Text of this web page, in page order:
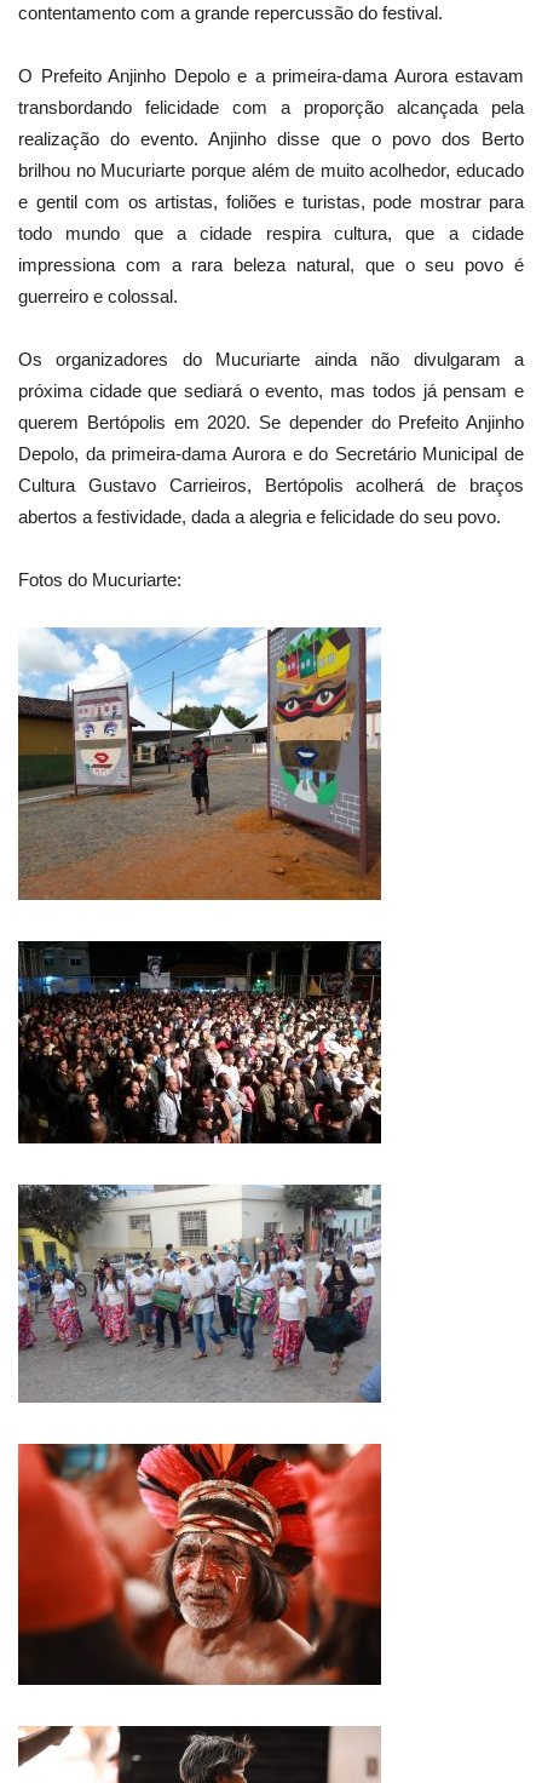
contentamento com a grande repercussão do festival.
O Prefeito Anjinho Depolo e a primeira-dama Aurora estavam
transbordando felicidade com a proporção alcançada pela
realização do evento. Anjinho disse que o povo dos Berto
brilhou no Mucuriarte porque além de muito acolhedor, educado
e gentil com os artistas, foliões e turistas, pode mostrar para
todo mundo que a cidade respira cultura, que a cidade
impressiona com a rara beleza natural, que o seu povo é
guerreiro e colossal.
Os organizadores do Mucuriarte ainda não divulgaram a
próxima cidade que sediará o evento, mas todos já pensam e
querem Bertópolis em 2020. Se depender do Prefeito Anjinho
Depolo, da primeira-dama Aurora e do Secretário Municipal de
Cultura Gustavo Carrieiros, Bertópolis acolherá de braços
abertos a festividade, dada a alegria e felicidade do seu povo.
Fotos do Mucuriarte: